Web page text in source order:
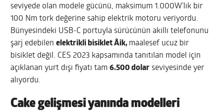
seviyede olan modele gücünü, maksimum 1.000W’lık bir
100 Nm tork değerine sahip elektrik motoru veriyordu.
Bünyesindeki USB-C portuyla sürücünün akıllı telefonunu
şarj edebilenelektrikli bisiklet Åik, maalesef ucuz bir
bisiklet değil. CES 2023 kapsamında tanıtılan model için
açıklanan yurt dışı fiyatı tam6.500 dolar seviyesinde yer
alıyordu.
Cake gelişmesi yanında modelleri